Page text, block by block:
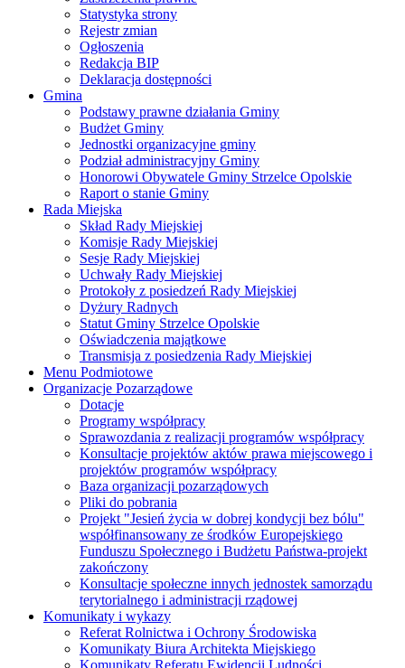
Statystyka strony
Rejestr zmian
Ogłoszenia
Redakcja BIP
Deklaracja dostępności
Gmina
Podstawy prawne działania Gminy
Budżet Gminy
Jednostki organizacyjne gminy
Podział administracyjny Gminy
Honorowi Obywatele Gminy Strzelce Opolskie
Raport o stanie Gminy
Rada Miejska
Skład Rady Miejskiej
Komisje Rady Miejskiej
Sesje Rady Miejskiej
Uchwały Rady Miejskiej
Protokoły z posiedzeń Rady Miejskiej
Dyżury Radnych
Statut Gminy Strzelce Opolskie
Oświadczenia majątkowe
Transmisja z posiedzenia Rady Miejskiej
Menu Podmiotowe
Organizacje Pozarządowe
Dotacje
Programy współpracy
Sprawozdania z realizacji programów współpracy
Konsultacje projektów aktów prawa miejscowego i
projektów programów współpracy
Baza organizacji pozarządowych
Pliki do pobrania
Projekt "Jesień życia w dobrej kondycji bez bólu"
współfinansowany ze środków Europejskiego
Funduszu Społecznego i Budżetu Państwa-projekt
zakończony
Konsultacje społeczne innych jednostek samorządu
terytorialnego i administracji rządowej
Komunikaty i wykazy
Referat Rolnictwa i Ochrony Środowiska
Komunikaty Biura Architekta Miejskiego
Komunikaty Referatu Ewidencji Ludności